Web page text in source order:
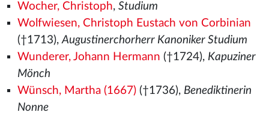
Wocher, Christoph, Studium
Wolfwiesen, Christoph Eustach von Corbinian
(†1713),Augustinerchorherr Kanoniker Studium
Wunderer, Johann Hermann (†1724), Kapuziner
Mönch
Wünsch, Martha (1667)(†1736), Benediktinerin
Nonne